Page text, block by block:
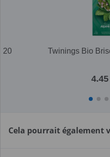
20 Twinings Bio
Cela pourrait également